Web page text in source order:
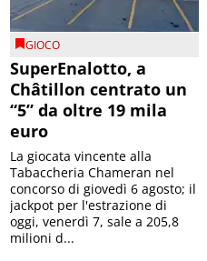
GIOCO
SuperEnalotto, a
Châtillon centrato un
“5” da oltre 19 mila
euro
La giocata vincente alla
Tabaccheria Chameran nel
concorso di giovedì 6 agosto; il
jackpot per l'estrazione di
oggi, venerdì 7, sale a 205,8
milioni d...